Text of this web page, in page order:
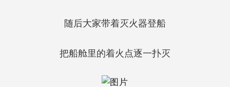
随后大家带着灭火器登船
把船舱里的着火点逐一扑灭